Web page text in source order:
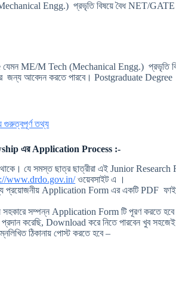
Engg.) প্রভৃতি বিষয়ে বৈধ NET/GATE
যেমন ME/M Tech (Mechanical Engg.) প্রভৃতি
জন্য আবেদন করতে পারবে। Postgraduate
গুরুত্বপূর্ণ তথ্য
এর Application Process :-
থাকে। যে সমস্ত ছাত্র ছাত্রীরা এই Junior
www.drdo.gov.in/ওয়েবসাইট এ ।
প্রয়োজনীয় Application Form এর একটি PDF
সহকারে সম্পন্ন Application Form টি পূরণ করতে
করেছি, Download করে নিতে পারবেন খুব
ঠিকানায় পোস্ট করতে হবে –